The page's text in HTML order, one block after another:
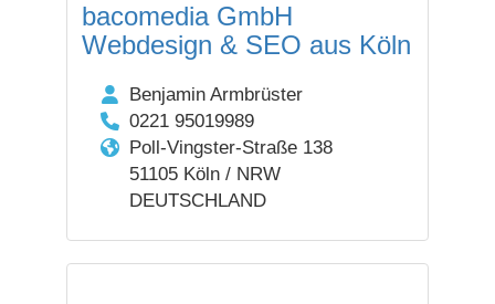
bacomedia GmbH
Webdesign & SEO aus Köln
Benjamin Armbrüster
0221 95019989
Poll-Vingster-Straße 138
51105 Köln / NRW
DEUTSCHLAND